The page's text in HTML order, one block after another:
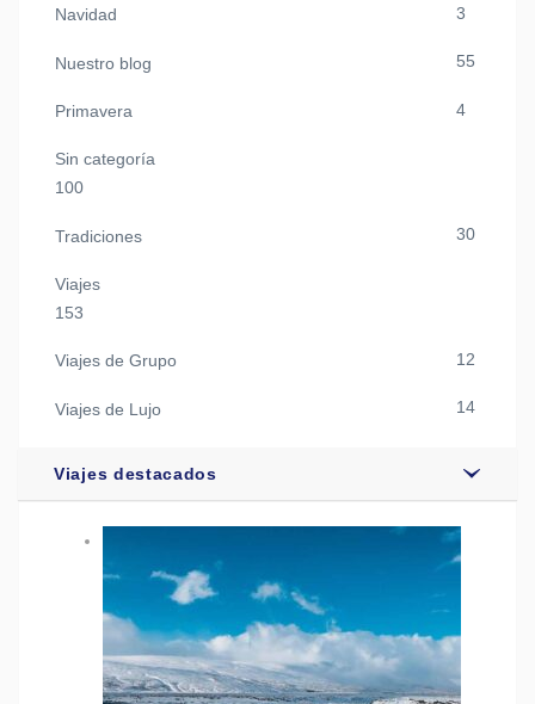
Navidad 3
Nuestro blog 55
Primavera 4
Sin categoría
100
Tradiciones 30
Viajes
153
Viajes de Grupo 12
Viajes de Lujo 14
Viajes destacados